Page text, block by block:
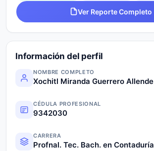
Ver Reporte Completo
Información del perfil
NOMBRE COMPLETO
Xochitl Miranda Guerrero Allende
CÉDULA PROFESIONAL
9342030
CARRERA
Profnal. Tec. Bach. en Contaduría